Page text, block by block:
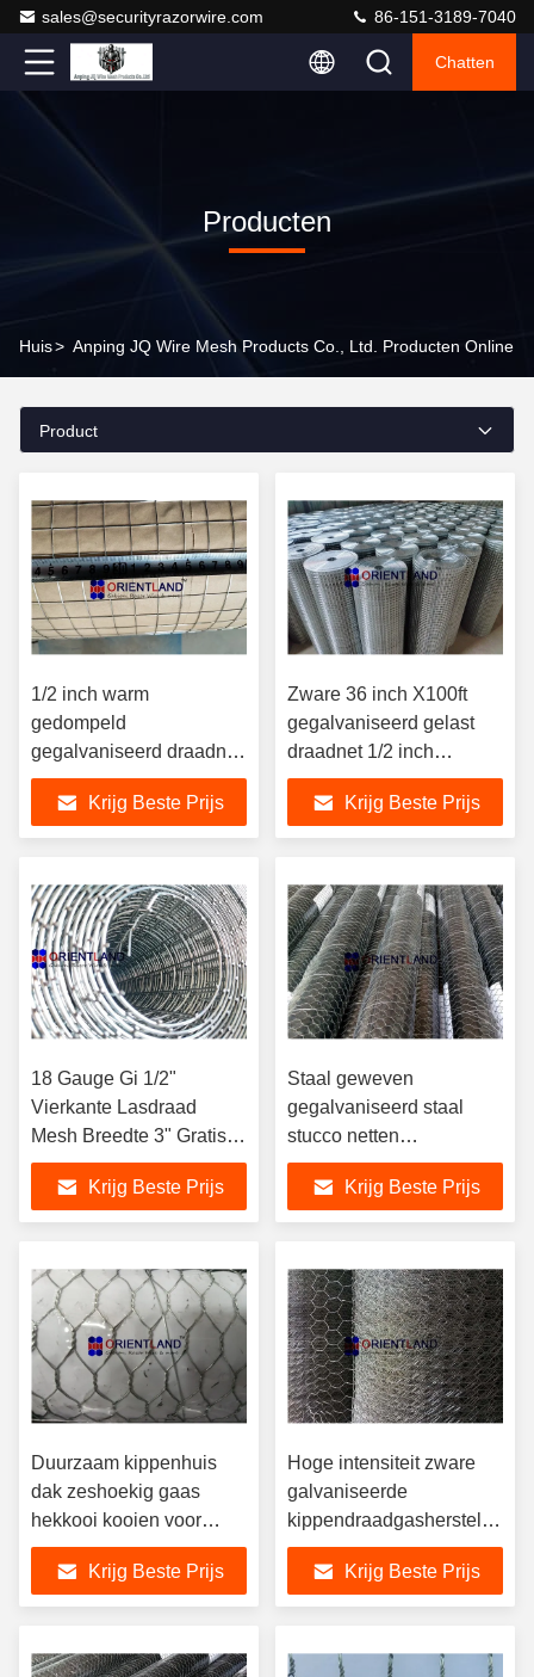
sales@securityrazorwire.com 86-151-3189-7040
Chatten
Producten
Huis> Anping JQ Wire Mesh Products Co., Ltd. Producten Online
Product
1/2 inch warm
gedompeld
gegalvaniseerd draadnet
rol voor kippenhok hek
Krijg Beste Prijs
Zware 36 inch X100ft
gegalvaniseerd gelast
draadnet 1/2 inch
opening
Krijg Beste Prijs
18 Gauge Gi 1/2"
Vierkante Lasdraad
Mesh Breedte 3" Gratis
Monster
Krijg Beste Prijs
Staal geweven
gegalvaniseerd staal
stucco netten
kippenplaats netten
stevige structuur anti
corrosie
Krijg Beste Prijs
Duurzaam kippenhuis
dak zeshoekig gaas
hekkooi kooien voor
kleine dieren
Krijg Beste Prijs
Hoge intensiteit zware
galvaniseerde
kippendraadgasherstel
dieren fabrieken hekken
ISO-goedkeuring
Krijg Beste Prijs